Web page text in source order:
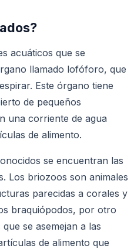
acuáticos que se
llamado lofóforo, que
Este órgano tiene
de pequeños
una corriente de agua
de alimento.
se encuentran las
Los briozoos son animales
parecidas a corales y
braquiópodos, por otro
se asemejan a las
de alimento que